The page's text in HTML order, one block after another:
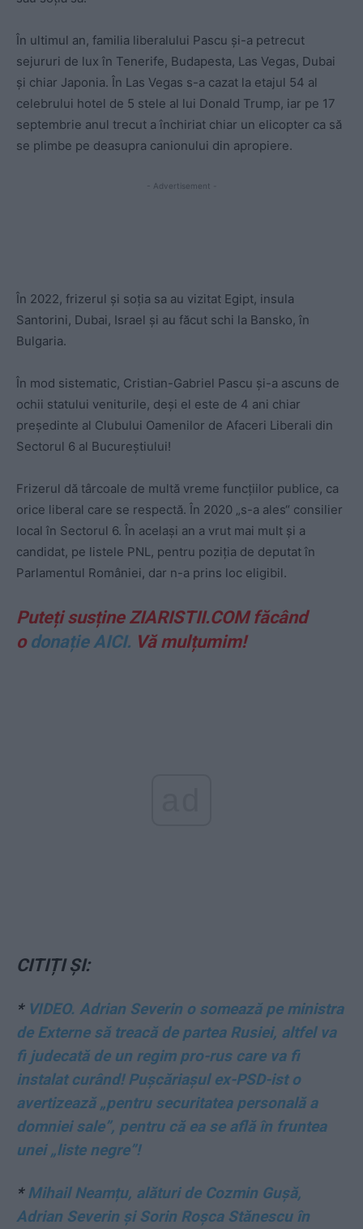
În ultimul an, familia liberalului Pascu și-a petrecut
sejururi de lux în Tenerife, Budapesta, Las Vegas, Dubai
și chiar Japonia. În Las Vegas s-a cazat la etajul 54 al
celebrului hotel de 5 stele al lui Donald Trump, iar pe 17
septembrie anul trecut a închiriat chiar un elicopter ca să
se plimbe pe deasupra canionului din apropiere.
- Advertisement -
În 2022, frizerul și soția sa au vizitat Egipt, insula
Santorini, Dubai, Israel și au făcut schi la Bansko, în
Bulgaria.
În mod sistematic, Cristian-Gabriel Pascu și-a ascuns de
ochii statului veniturile, deși el este de 4 ani chiar
președinte al Clubului Oamenilor de Afaceri Liberali din
Sectorul 6 al Bucureștiului!
Frizerul dă târcoale de multă vreme funcțiilor publice, ca
orice liberal care se respectă. În 2020 „s-a ales“ consilier
local în Sectorul 6. În același an a vrut mai mult și a
candidat, pe listele PNL, pentru poziția de deputat în
Parlamentul României, dar n-a prins loc eligibil.
Puteți susține ZIARISTII.COM făcând
o donație AICI. Vă mulțumim!
CITIȚI ȘI:
* VIDEO. Adrian Severin o somează pe ministra
de Externe să treacă de partea Rusiei, altfel va
fi judecată de un regim pro-rus care va fi
instalat curând! Pușcăriașul ex-PSD-ist o
avertizează „pentru securitatea personală a
domniei sale”, pentru că ea se află în fruntea
unei „liste negre”!
*Mihail Neamțu, alături de Cozmin Gușă,
Adrian Severin și Sorin Roșca Stănescu în